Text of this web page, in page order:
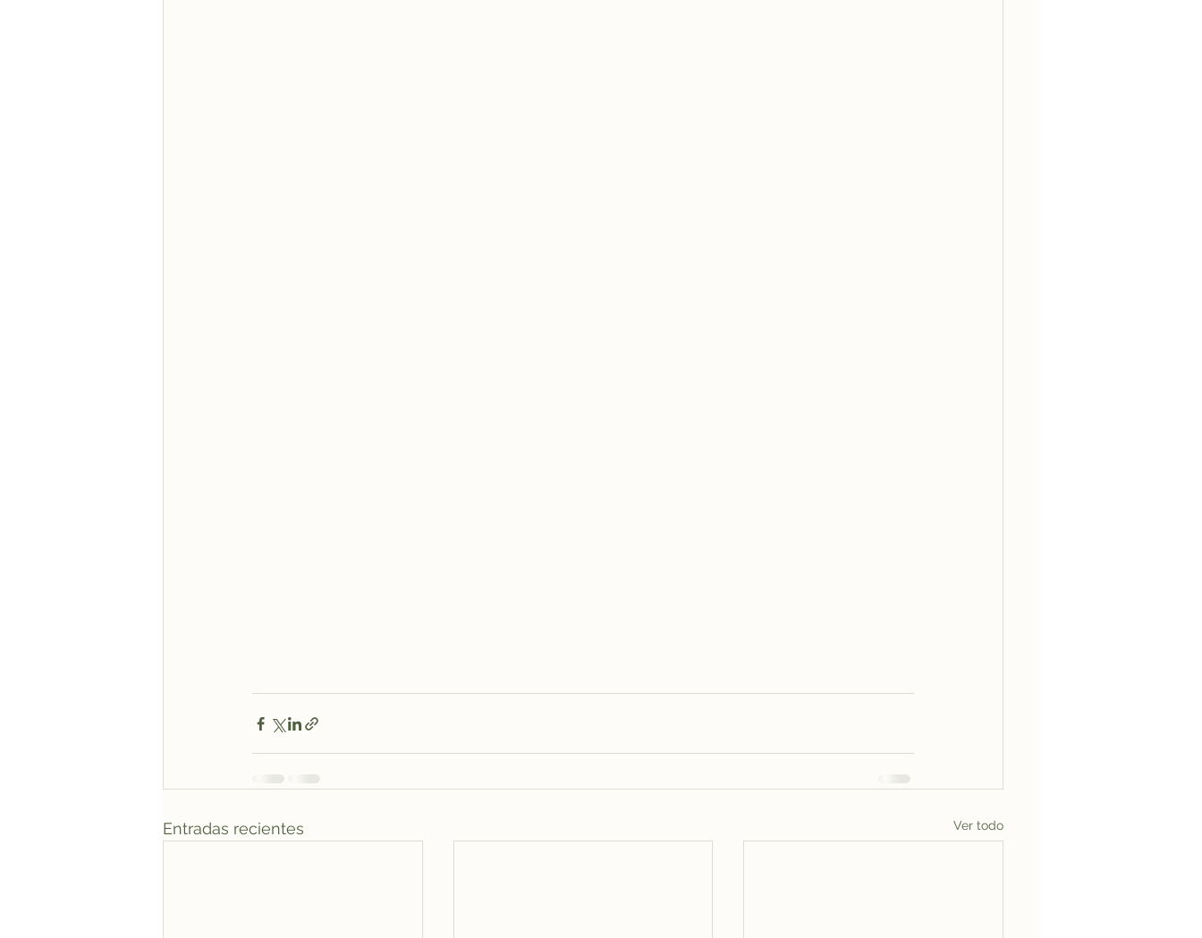
Entradas recientes Ver todo